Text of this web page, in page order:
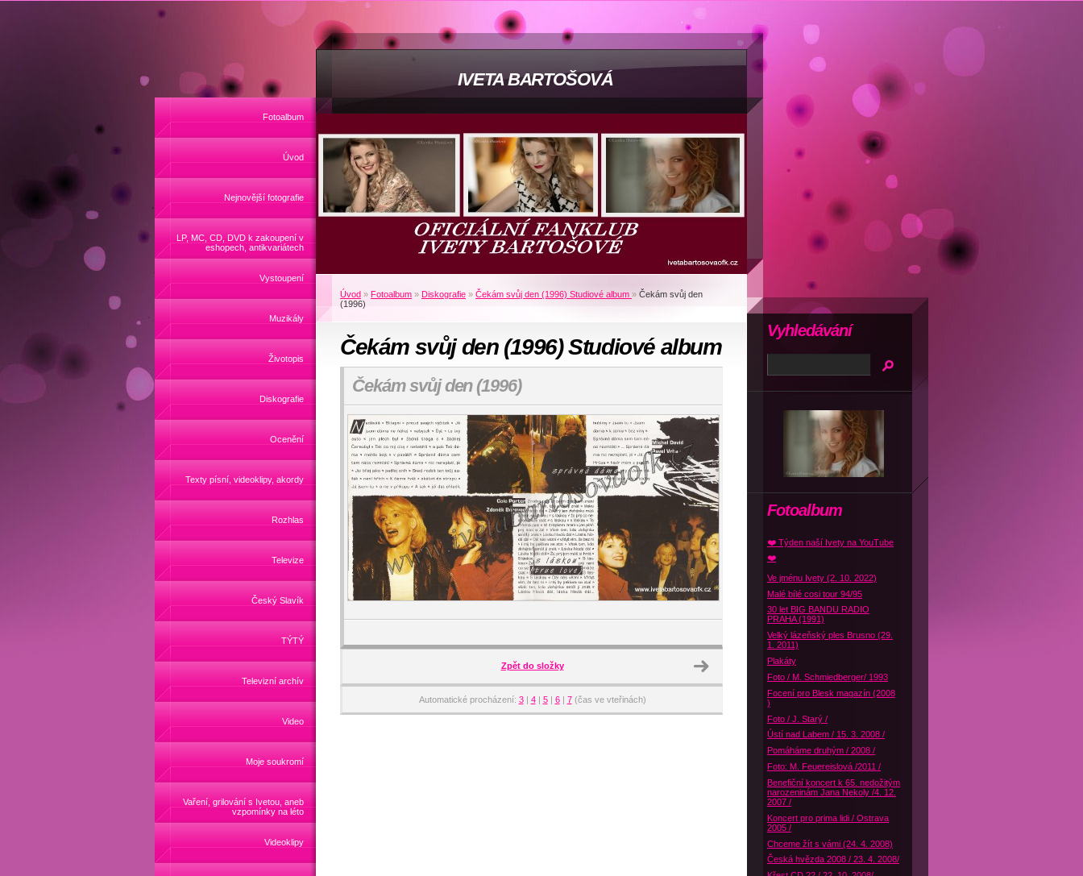
IVETA BARTOŠOVÁ
Fotoalbum
Úvod
Nejnovější fotografie
LP, MC, CD, DVD k zakoupení v
eshopech, antikvariátech
Vystoupení
Muzikály
Životopis
Diskografie
Ocenění
Texty písní, videoklipy, akordy
Rozhlas
Televize
Český Slavík
TÝTÝ
Televizní archív
Video
Moje soukromí
Vaření, grilování s Ivetou, aneb
vzpomínky na léto
Videoklipy
Úvod » Fotoalbum » Diskografie » Čekám svůj den (1996) Studiové album » Čekám svůj den
(1996)
Čekám svůj den (1996) Studiové album
Čekám svůj den (1996)
Zpět do složky
Automatické procházení: 3| 4| 5| 6| 7(čas ve vteřinách)
Fotoalbum
❤️ Týden naší Ivety na YouTube
❤️
Ve jménu Ivety (2. 10. 2022)
Malé bílé cosi tour 94/95
30 let BIG BANDU RADIO
PRAHA (1991)
Velký lázeňský ples Brusno (29.
1. 2011)
Plakáty
Foto / M. Schmiedberger/ 1993
Focení pro Blesk magazín (2008
)
Foto / J. Starý /
Ústí nad Labem / 15. 3. 2008 /
Pomáháme druhým / 2008 /
Foto: M. Feuereislová /2011 /
Benefiční koncert k 65. nedožitým
narozeninám Jana Nekoly /4. 12.
2007 /
Koncert pro prima lidi / Ostrava
2005 /
Chceme žít s vámi (24. 4. 2008)
Česká hvězda 2008 / 23. 4. 2008/
Vyhledávání